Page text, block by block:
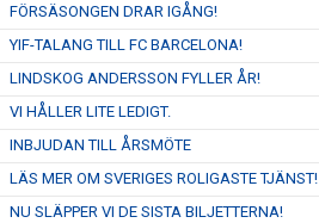
FÖRSÄSONGEN DRAR IGÅNG!
YIF-TALANG TILL FC BARCELONA!
LINDSKOG ANDERSSON FYLLER ÅR!
VI HÅLLER LITE LEDIGT.
INBJUDAN TILL ÅRSMÖTE
LÄS MER OM SVERIGES ROLIGASTE TJÄNST!
NU SLÄPPER VI DE SISTA BILJETTERNA!